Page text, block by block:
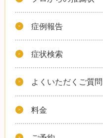
症例報告
症状検索
よくいただくご質問
料金